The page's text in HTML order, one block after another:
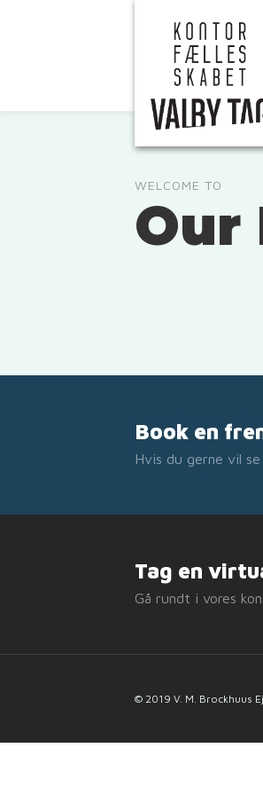
WELCOME TO
Our
Book en
Hvis du gerne vil
Tag en
Gå rundt i vores
© 2019 V. M. Brockhuus